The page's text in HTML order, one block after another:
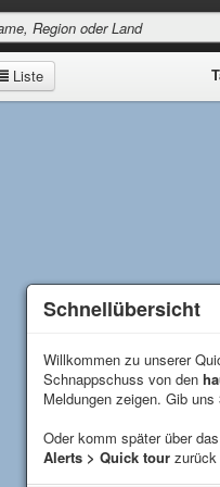
Liste
Schnellübersicht
Willkommen zu unserer
Schnappschuss von den
Meldungen zeigen. Gib uns
Oder komm später über
Alerts > Quick tour zurück
Schnellübersicht
Willkommen zu unserer
Schnappschuss von den
Meldungen zeigen. Gib uns
Oder komm später über
Alerts > Quick tour zurück